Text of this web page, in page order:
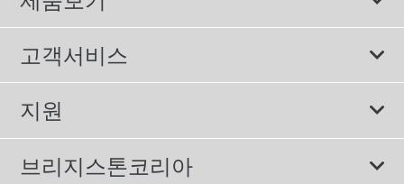
모두
스포츠 타이어
컴포트 타이어
친환경 타이어
고객서비스
보증서비스
에너지소비효율등급제도
지원
이용약관
브리지스톤코리아